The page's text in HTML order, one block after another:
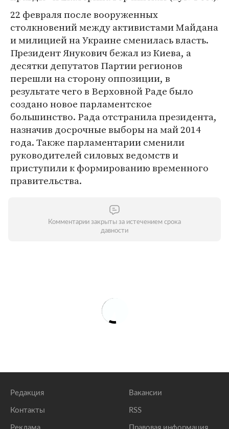
22 февраля после вооруженных
столкновений между активистами Майдана
и милицией на Украине сменилась власть.
Президент Янукович бежал из Киева, а
десятки депутатов Партии регионов
перешли на сторону оппозиции, в
результате чего в Верховной Раде было
создано новое парламентское
большинство. Рада отстранила президента,
назначив досрочные выборы на май 2014
года. Также парламентарии сменили
руководителей силовых ведомств и
приступили к формированию временного
правительства.
Комментарии закрыты за истечением срока
давности
Редакция
Контакты
Вакансии
RSS